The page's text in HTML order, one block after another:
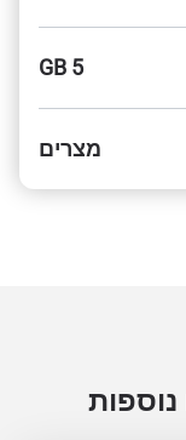
5 GB
מצרים
נוספות